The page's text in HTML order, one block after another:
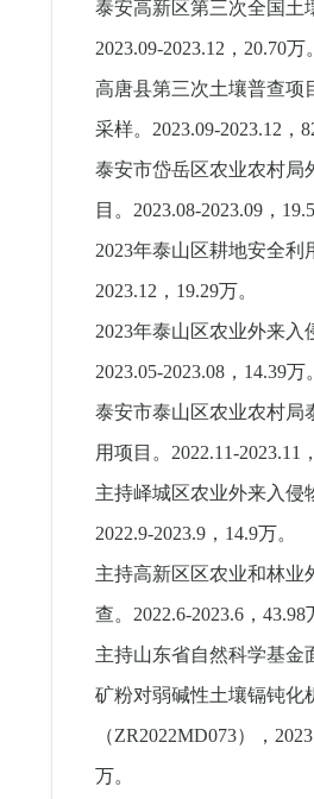
泰安高新区第三次全国土
2023.09-2023.12， 20.70万。
高唐县第三次土壤普查项
采样。 2023.09-2023.12，
泰安市岱岳区农业农村局
目。 2023.08-2023.09，
2023年泰山区耕地安全利
2023.12， 19.29万。
2023年泰山区农业外来入
2023.05-2023.08， 14.39万。
泰安市泰山区农业农村局
用项目。 2022.11-2023.11 ，
主持峄城区农业外来入侵
2022.9-2023.9， 14.9万。
主持高新区区农业和林业
查。 2022.6-2023.6， 43.98
主持山东省自然科学基金
矿粉对弱碱性土壤镉钝化
（ZR2022MD073），
万。